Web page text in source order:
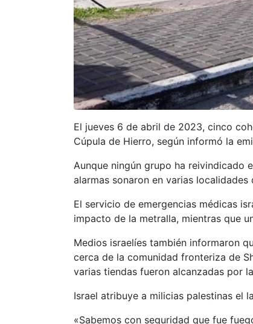
El jueves 6 de abril de 2023, cinco
Cúpula de Hierro, según informó la
Aunque ningún grupo ha reivindicado
alarmas sonaron en varias localidades
El servicio de emergencias médicas
impacto de la metralla, mientras que
Medios israelíes también informaron
cerca de la comunidad fronteriza de
varias tiendas fueron alcanzadas por
Israel atribuye a milicias palestinas el
«Sabemos con seguridad que fue